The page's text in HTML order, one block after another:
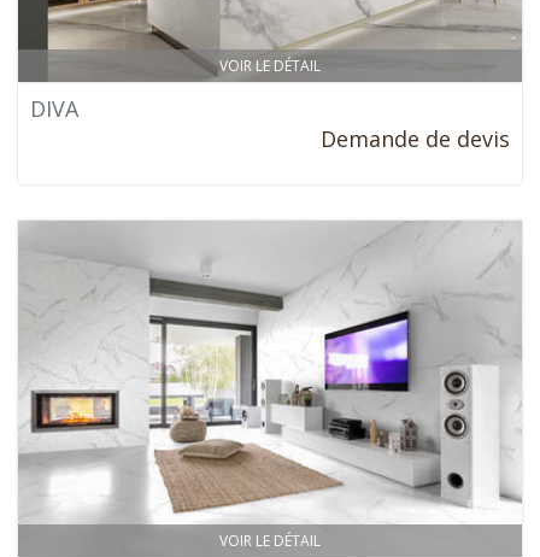
VOIR LE DÉTAIL
DIVA
Demande de devis
VOIR LE DÉTAIL